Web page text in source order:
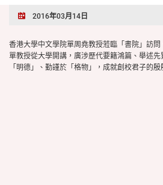
2016年03月14日
香港大學中文學院單周堯教授蒞臨「書院」訪問
單教授從大學開講，廣涉歷代要籍鴻篇、舉述
「明德」、勤謹於「格物」，成就創校君子的殷